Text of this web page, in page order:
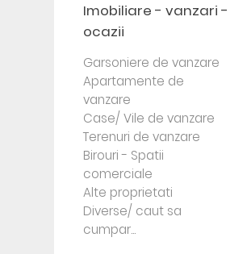
Imobiliare - vanzari -
ocazii
Garsoniere de vanzare
Apartamente de
vanzare
Case/ Vile de vanzare
Terenuri de vanzare
Birouri - Spatii
comerciale
Alte proprietati
Diverse/ caut sa
cumpar...